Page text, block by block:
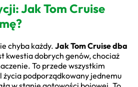
Jak Tom Cruise
chyba każdy. Jak Tom Cruise dba
kwestia dobrych genów, chociaż
To przede wszystkim
życia podporządkowany jednemu